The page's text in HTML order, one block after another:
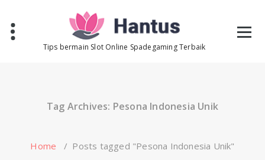
content
Tips bermain Slot Online Spadegaming Terbaik
Tag Archives: Pesona Indonesia Unik
Home / Posts tagged "Pesona Indonesia Unik"